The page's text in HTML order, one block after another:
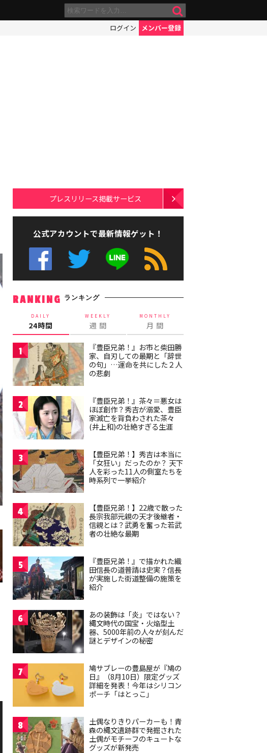
ログイン メンバー登録
プレスリリース掲載サービス
公式アカウントで最新情報ゲット！
RANKING ランキング
DAILY
24時間
WEEKLY
週 間
MONTHLY
月 間
1
『豊臣兄弟！』お市と柴田勝
家、自刃しての最期と「辞世
の句」…運命を共にした２人
の悲劇
2
『豊臣兄弟！』茶々＝悪女は
ほぼ創作？秀吉が溺愛、豊臣
家滅亡を背負わされた茶々
(井上和)の壮絶すぎる生涯
3
【豊臣兄弟！】秀吉は本当に
「女狂い」だったのか？ 天下
人を彩った11人の側室たちを
時系列で一挙紹介
4
【豊臣兄弟！】22歳で散った
長宗我部元親の天才後継者・
信親とは？武勇を奮った若武
者の壮絶な最期
5
『豊臣兄弟！』で描かれた織
田信長の道普請は史実？信長
が実施した街道整備の施策を
紹介
6
あの装飾は「炎」ではない？
縄文時代の国宝・火焔型土
器、5000年前の人々が刻んだ
謎とデザインの秘密
7
鳩サブレーの豊島屋が『鳩の
日』（8月10日）限定グッズ
詳細を発表！今年はシリコン
ポーチ「はとっこ」
8
土偶なりきりパーカーも！青
森の縄文遺跡群で発掘された
土偶がモチーフのキュートな
グッズが新発売